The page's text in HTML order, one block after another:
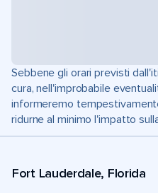
Sebbene gli orari previsti
cura, nell'improbabile
informeremo
ridurne al minimo l'impatto
Fort Lauderdale, Florida